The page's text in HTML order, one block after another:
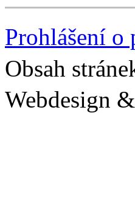
Prohlášení o
Obsah
Webdesign